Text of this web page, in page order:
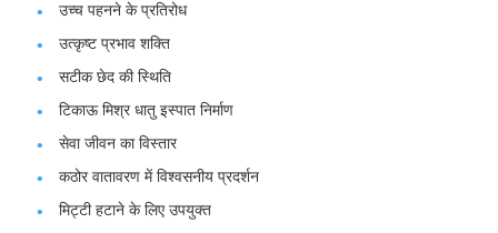
उच्च पहनने के प्रतिरोध
उत्कृष्ट प्रभाव शक्ति
सटीक छेद की स्थिति
टिकाऊ मिश्र धातु इस्पात निर्माण
सेवा जीवन का विस्तार
कठोर वातावरण में विश्वसनीय प्रदर्शन
मिट्टी हटाने के लिए उपयुक्त